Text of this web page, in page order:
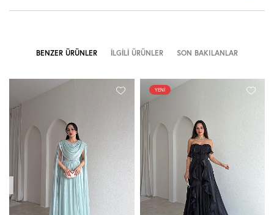
BENZER ÜRÜNLER İLGILI ÜRÜNLER SON BAKILANLAR
YENI